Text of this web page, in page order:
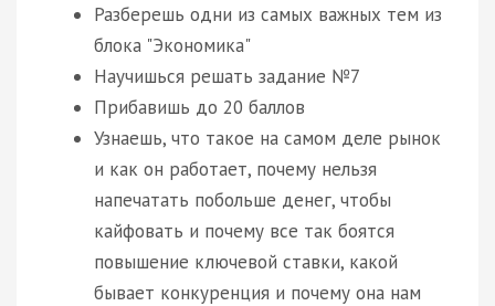
Разберешь одни из самых важных тем из
блока "Экономика"
Научишься решать задание №7
Прибавишь до 20 баллов
Узнаешь, что такое на самом деле рынок
и как он работает, почему нельзя
напечатать побольше денег, чтобы
кайфовать и почему все так боятся
повышение ключевой ставки, какой
бывает конкуренция и почему она нам